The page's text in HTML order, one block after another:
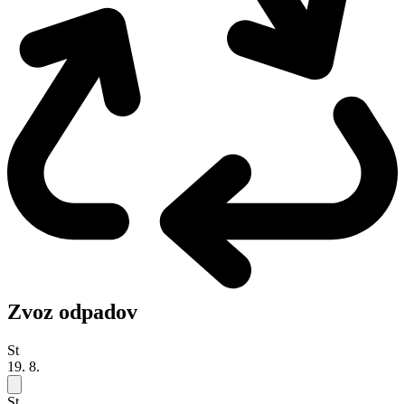
Zvoz odpadov
St
19. 8.